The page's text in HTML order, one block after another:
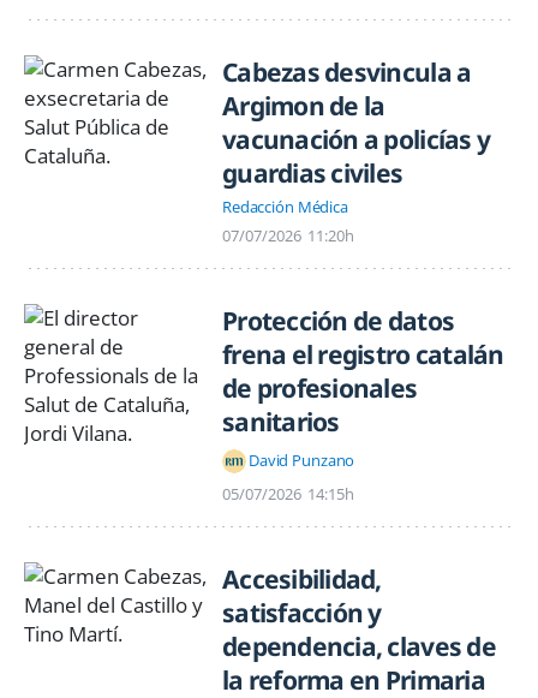
Cabezas desvincula a
Argimon de la
vacunación a policías y
guardias civiles
Redacción Médica
07/07/2026 11:20h
Protección de datos
frena el registro catalán
de profesionales
sanitarios
David Punzano
05/07/2026 14:15h
Accesibilidad,
satisfacción y
dependencia, claves de
la reforma en Primaria